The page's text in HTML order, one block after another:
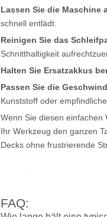
Lassen Sie die Maschine
schnell entlädt.
Reinigen Sie das
Schnitthaltigkeit
Halten Sie Ersatzakkus
Passen Sie die
Kunststoff oder
Wenn Sie diesen
Ihr Werkzeug den ganzen
Decks ohne frustrierende
FAQ: